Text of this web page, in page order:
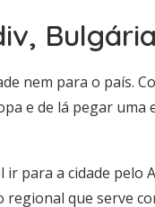
Bulgária
nem para o país.
e de lá pegar uma
para a cidade pelo
regional que serve